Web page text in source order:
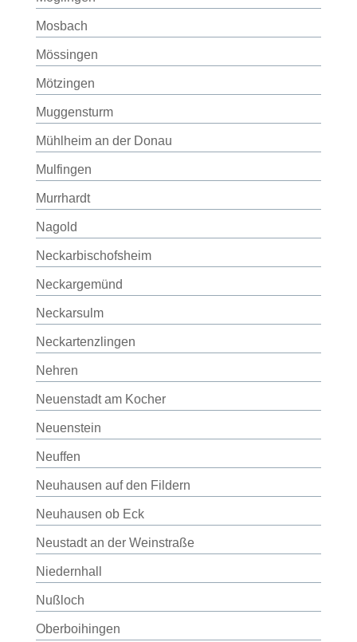
Mosbach
Mössingen
Mötzingen
Muggensturm
Mühlheim an der Donau
Mulfingen
Murrhardt
Nagold
Neckarbischofsheim
Neckargemünd
Neckarsulm
Neckartenzlingen
Nehren
Neuenstadt am Kocher
Neuenstein
Neuffen
Neuhausen auf den Fildern
Neuhausen ob Eck
Neustadt an der Weinstraße
Niedernhall
Nußloch
Oberboihingen